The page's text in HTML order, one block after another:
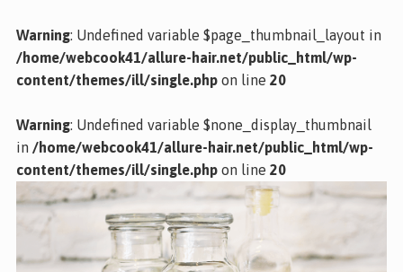
Warning: Undefined variable $page_thumbnail_layout in
/home/webcook41/allure-hair.net/public_html/wp-
content/themes/ill/single.phpon line 20
Warning: Undefined variable $none_display_thumbnail
in /home/webcook41/allure-hair.net/public_html/wp-
content/themes/ill/single.phpon line 20